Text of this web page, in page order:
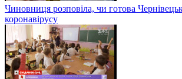
Чиновниця розповіла, чи готова
коронавірусу